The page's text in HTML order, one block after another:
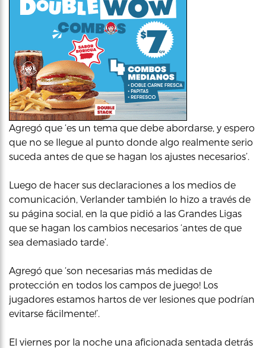
Agregó que ‘es un tema que debe abordarse, y espero
que no se llegue al punto donde algo realmente serio
suceda antes de que se hagan los ajustes necesarios’.
Luego de hacer sus declaraciones a los medios de
comunicación, Verlander también lo hizo a través de
su página social, en la que pidió a las Grandes Ligas
que se hagan los cambios necesarios ‘antes de que
sea demasiado tarde’.
Agregó que ‘son necesarias más medidas de
protección en todos los campos de juego! Los
jugadores estamos hartos de ver lesiones que podrían
evitarse fácilmente!’.
El viernes por la noche una aficionada sentada detrás